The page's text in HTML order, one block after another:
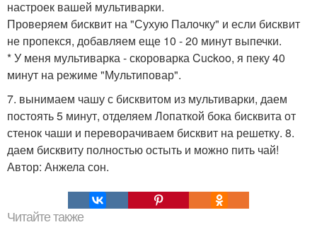
настроек вашей мультиварки.
Проверяем бисквит на "Сухую Палочку" и если бисквит
не пропекся, добавляем еще 10 - 20 минут выпечки.
* У меня мультиварка - скороварка Cuckoo, я пеку 40
минут на режиме "Мультиповар".
7. вынимаем чашу с бисквитом из мультиварки, даем
постоять 5 минут, отделяем Лопаткой бока бисквита от
стенок чаши и переворачиваем бисквит на решетку. 8.
даем бисквиту полностью остыть и можно пить чай!
Автор: Анжела сон.
Читайте также